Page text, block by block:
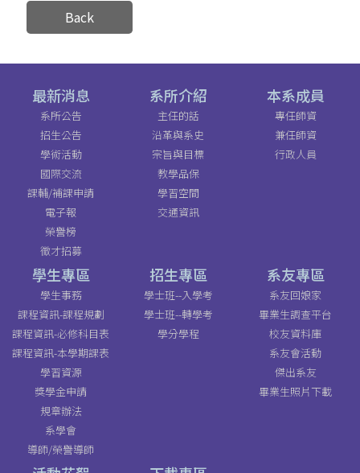
Back
最新消息
系所公告
招生公告
學術活動
國際交流
課輔/補課申請
電子報
榮譽榜
徵才招募
系所介紹
主任的話
沿革與系史
宗旨與目標
教學品保
學習空間
交通資訊
本系成員
專任師資
兼任師資
行政人員
學生專區
學生事務
課程資訊-課程規劃
課程資訊-必修科目表
課程資訊-本學期課表
學習資源
獎學金申請
規章辦法
系學會
導師/榮譽導師
招生專區
學士班--入學考
學士班--轉學考
學分學程
系友專區
系友回娘家
畢業生調查平台
校友資料庫
系友會活動
傑出系友
畢業生照片下載